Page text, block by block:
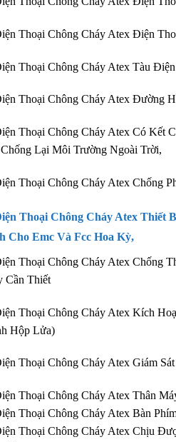
Thoại Chông Cháy Atex Điện
Thoại Chông Cháy Atex Tàu
Thoại Chông Cháy Atex Đường
Thoại Chông Cháy Atex Có Kết
Lại Môi Trường Ngoài Trời,
Thoại Chông Cháy Atex Chống
Thoại Chông Cháy Atex Thiết
Cho Emc Và Fcc Hoa Kỳ,
Thoại Chông Cháy Atex Chống
Cần Thiết
Thoại Chông Cháy Atex Kích
Hộp Lửa)
Thoại Chông Cháy Atex Giám
Thoại Chông Cháy Atex Thân
Thoại Chông Cháy Atex Bàn
Thoại Chông Cháy Atex Chịu